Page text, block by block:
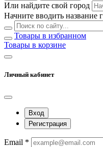
Или найдите свой город
Начните вводить название
Товары в избранном
Товары в корзине
Личный кабинет
Вход
Регистрация
Email *